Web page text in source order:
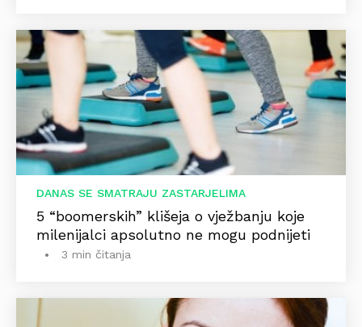
DANAS SE SMATRAJU ZASTARJELIMA
5 “boomerskih” klišeja o vježbanju koje
milenijalci apsolutno ne mogu podnijeti
3 min čitanja